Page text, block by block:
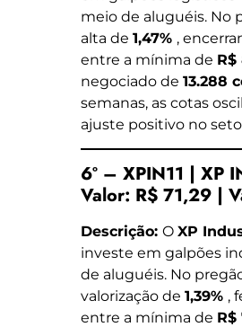
meio de aluguéis. No
alta de 1,47% ,
entre a mínima de R$
negociado de 13.288
semanas, as cotas
ajuste positivo no
6º – XPIN11 | XP
Valor: R$ 71,29 |
Descrição: O XP
investe em galpões
de aluguéis. No
valorização de 1,39% ,
entre a mínima de R$